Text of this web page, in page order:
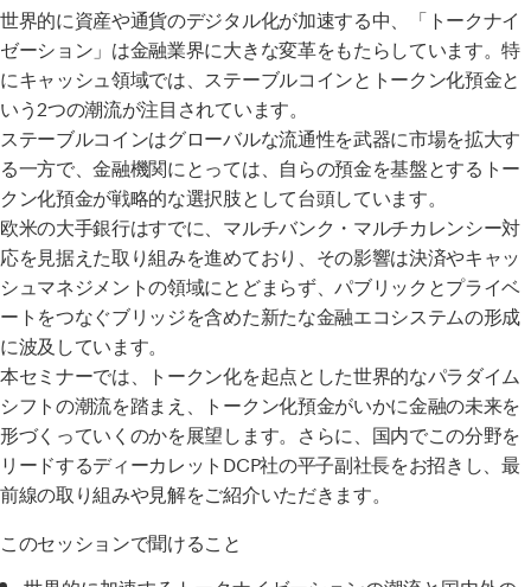
世界的に資産や通貨のデジタル化が加速する中、「トークナイ
ゼーション」は金融業界に大きな変革をもたらしています。特
にキャッシュ領域では、ステーブルコインとトークン化預金と
いう2つの潮流が注目されています。
ステーブルコインはグローバルな流通性を武器に市場を拡大す
る一方で、金融機関にとっては、自らの預金を基盤とするトー
クン化預金が戦略的な選択肢として台頭しています。
欧米の大手銀行はすでに、マルチバンク・マルチカレンシー対
応を見据えた取り組みを進めており、その影響は決済やキャッ
シュマネジメントの領域にとどまらず、パブリックとプライベ
ートをつなぐブリッジを含めた新たな金融エコシステムの形成
に波及しています。
本セミナーでは、トークン化を起点とした世界的なパラダイム
シフトの潮流を踏まえ、トークン化預金がいかに金融の未来を
形づくっていくのかを展望します。さらに、国内でこの分野を
リードするディーカレットDCP社の平子副社長をお招きし、最
前線の取り組みや見解をご紹介いただきます。
このセッションで聞けること